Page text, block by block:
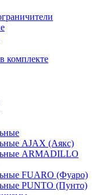
комплекте
AJAX (Аякс)
ARMADILLO
FUARO (Фуаро)
PUNTO (Пунто)